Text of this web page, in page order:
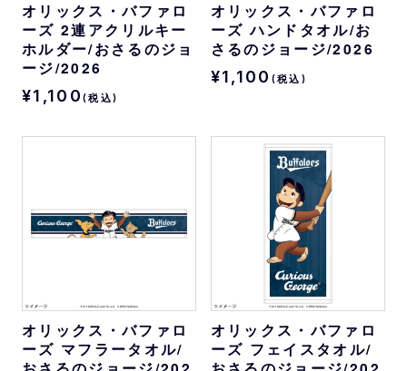
オリックス・バファロ
ーズ 2連アクリルキー
ホルダー/おさるのジョ
ージ/2026
¥1,100 (税込)
オリックス・バファロ
ーズ ハンドタオル/お
さるのジョージ/2026
¥1,100 (税込)
オリックス・バファロ
ーズ マフラータオル/
オリックス・バファロ
ーズ フェイスタオル/